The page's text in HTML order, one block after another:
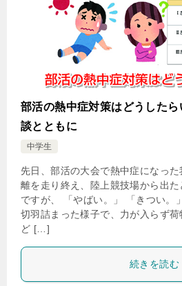
部活の熱中症対策はどうした
談とともに
中学生
先日、部活の大会で熱中症になっ
離を走り終え、陸上競技場から出
ですが、 「やばい。」 「きつい。
切羽詰まった様子で、力が入らず
ど […]
続きを読む